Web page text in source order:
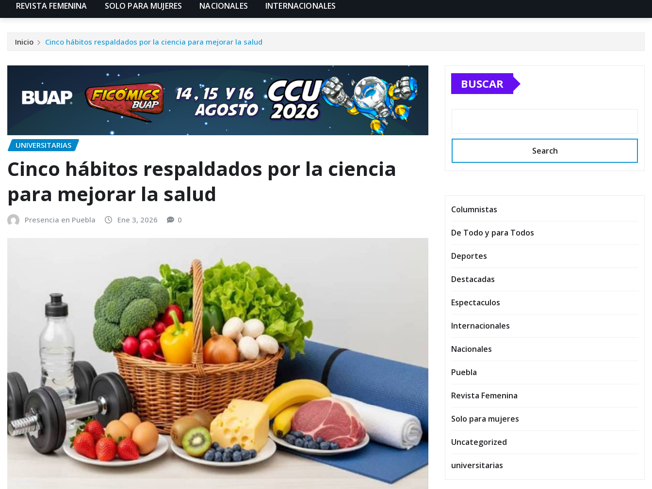
REVISTA FEMENINA SOLO PARA MUJERES NACIONALES INTERNACIONALES
Inicio Cinco hábitos respaldados por la ciencia para mejorar la salud
UNIVERSITARIAS
Cinco hábitos respaldados por la ciencia
para mejorar la salud
Presencia en Puebla Ene 3, 2026 0
BUSCAR
Search
Columnistas
De Todo y para Todos
Deportes
Destacadas
Espectaculos
Internacionales
Nacionales
Puebla
Revista Femenina
Solo para mujeres
Uncategorized
universitarias